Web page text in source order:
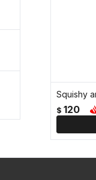
Squishy
$ 120